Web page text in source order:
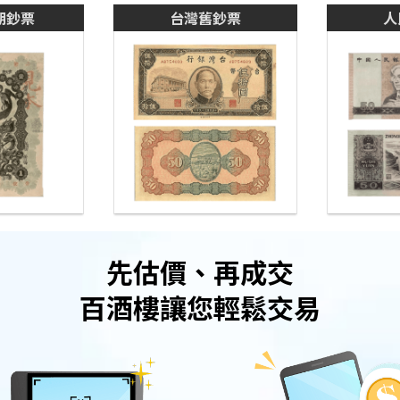
鈔票 台灣舊鈔票
先估價、再成交
百酒樓讓您輕鬆交易